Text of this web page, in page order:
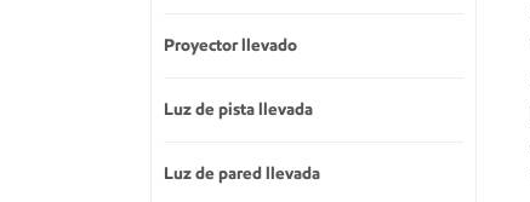
Proyector llevado
Luz de pista llevada
Luz de pared llevada